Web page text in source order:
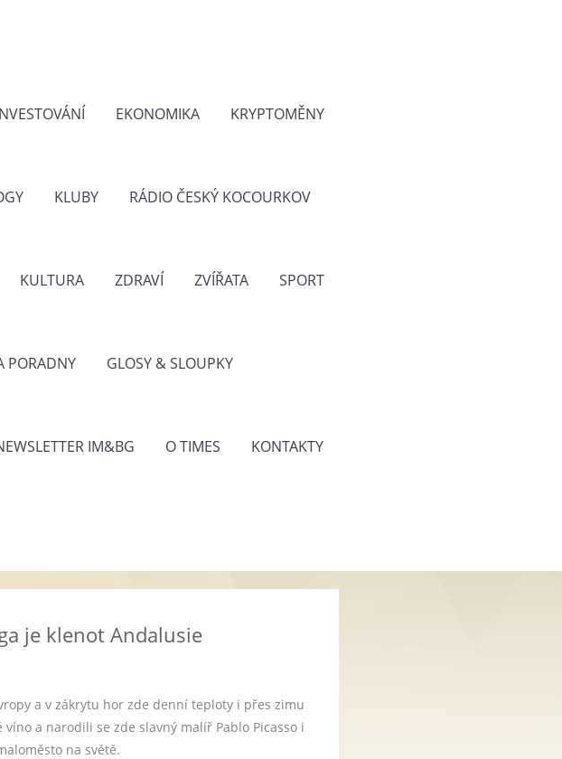
EKONOMIKA KRYPTOMĚNY
KLUBY RÁDIO ČESKÝ KOCOURKOV
KULTURA ZDRAVÍ ZVÍŘATA SPORT
PORADNY GLOSY & SLOUPKY
IM&BG O TIMES KONTAKTY
je klenot Andalusie
a v zákrytu hor zde denní teploty i přes zimu
a narodili se zde slavný malíř Pablo Picasso i
na světě.